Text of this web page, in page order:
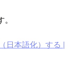
日本語化）する |